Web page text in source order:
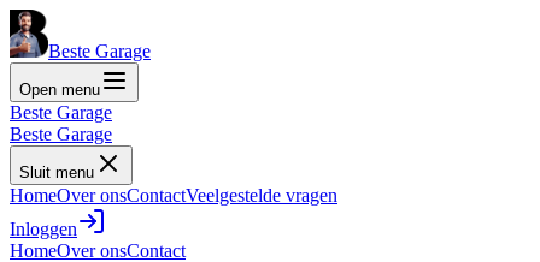
Beste Garage
Open menu
Beste Garage
Beste Garage
Sluit menu
HomeOver onsContactVeelgestelde vragen
Inloggen
HomeOver onsContact